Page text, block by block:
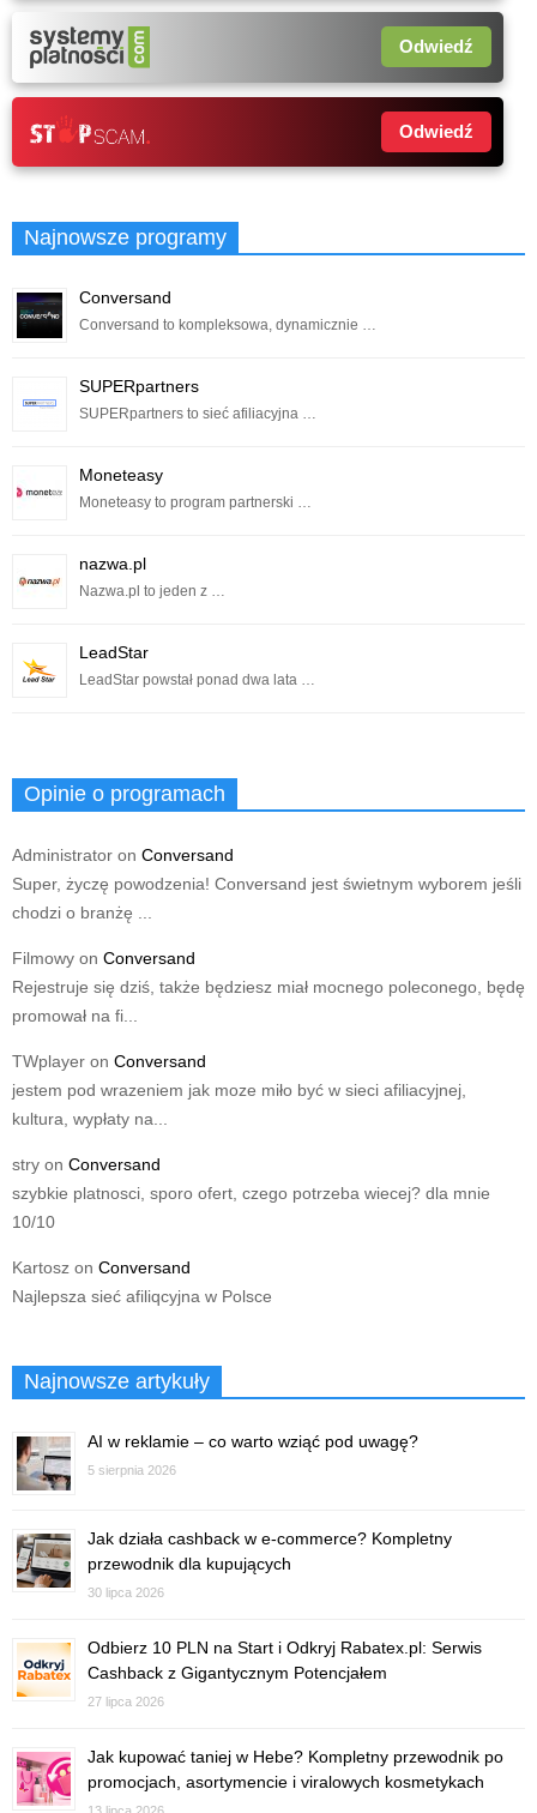
Odwiedź
Odwiedź
Najnowsze programy
Conversand
Conversand to kompleksowa, dynamicznie …
SUPERpartners
SUPERpartners to sieć afiliacyjna …
Moneteasy
Moneteasy to program partnerski …
nazwa.pl
Nazwa.pl to jeden z …
LeadStar
LeadStar powstał ponad dwa lata …
Opinie o programach
Administrator on Conversand
Super, życzę powodzenia! Conversand jest świetnym wyborem jeśli
chodzi o branżę ...
Filmowy on Conversand
Rejestruje się dziś, także będziesz miał mocnego poleconego, będę
promował na fi...
TWplayer on Conversand
jestem pod wrazeniem jak moze miło być w sieci afiliacyjnej,
kultura, wypłaty na...
stry on Conversand
szybkie platnosci, sporo ofert, czego potrzeba wiecej? dla mnie
10/10
Kartosz on Conversand
Najlepsza sieć afiliqcyjna w Polsce
Najnowsze artykuły
AI w reklamie – co warto wziąć pod uwagę?
5 sierpnia 2026
Jak działa cashback w e-commerce? Kompletny
przewodnik dla kupujących
30 lipca 2026
Odbierz 10 PLN na Start i Odkryj Rabatex.pl: Serwis
Cashback z Gigantycznym Potencjałem
27 lipca 2026
Jak kupować taniej w Hebe? Kompletny przewodnik po
promocjach, asortymencie i viralowych kosmetykach